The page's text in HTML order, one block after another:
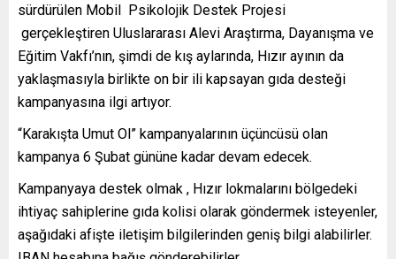
sürdürülen Mobil Psikolojik Destek Projesi
gerçekleştiren Uluslararası Alevi Araştırma, Dayanışma ve
Eğitim Vakfı’nın, şimdi de kış aylarında, Hızır ayının da
yaklaşmasıyla birlikte on bir ili kapsayan gıda desteği
kampanyasına ilgi artıyor.
“Karakışta Umut Ol” kampanyalarının üçüncüsü olan
kampanya 6 Şubat gününe kadar devam edecek.
Kampanyaya destek olmak , Hızır lokmalarını bölgedeki
ihtiyaç sahiplerine gıda kolisi olarak göndermek isteyenler,
aşağıdaki afişte iletişim bilgilerinden geniş bilgi alabilirler.